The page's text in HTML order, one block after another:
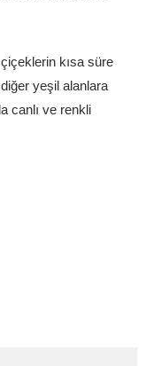
kısa süre
yeşil alanlara
canlı ve renkli